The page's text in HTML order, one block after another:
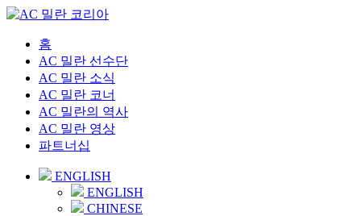
홈
AC 밀란 선수단
AC 밀란 소식
AC 밀란 코너
AC 밀란의 역사
AC 밀란 영상
파트너십
ENGLISH
ENGLISH
CHINESE